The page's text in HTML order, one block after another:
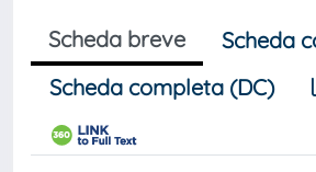
Scheda breve
Scheda
Scheda completa (DC)